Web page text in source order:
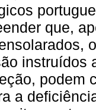
que,
instruídos
podem
a